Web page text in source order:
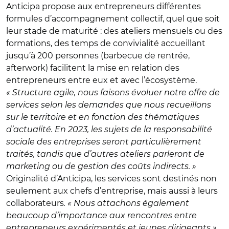
Anticipa propose aux entrepreneurs différentes
formules d’accompagnement collectif, quel que soit
leur stade de maturité : des ateliers mensuels ou des
formations, des temps de convivialité accueillant
jusqu’à 200 personnes (barbecue de rentrée,
afterwork) facilitent la mise en relation des
entrepreneurs entre eux et avec l’écosystème.
« Structure agile, nous faisons évoluer notre offre de
services selon les demandes que nous recueillons
sur le territoire et en fonction des thématiques
d’actualité. En 2023, les sujets de la responsabilité
sociale des entreprises seront particulièrement
traités, tandis que d’autres ateliers parleront de
marketing ou de gestion des coûts indirects. »
Originalité d’Anticipa, les services sont destinés non
seulement aux chefs d’entreprise, mais aussi à leurs
collaborateurs. « Nous attachons également
beaucoup d’importance aux rencontres entre